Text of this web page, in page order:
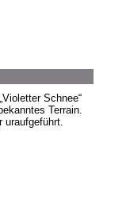
Schnee“
Terrain.
uraufgeführt.